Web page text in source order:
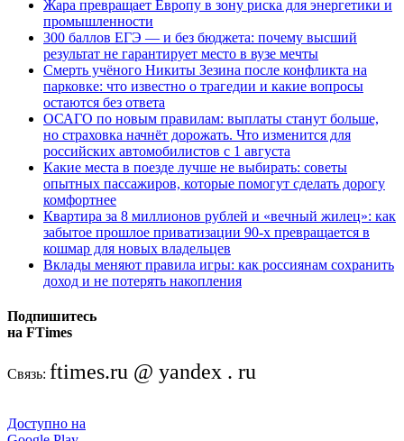
Жара превращает Европу в зону риска для энергетики и
промышленности
300 баллов ЕГЭ — и без бюджета: почему высший
результат не гарантирует место в вузе мечты
Смерть учёного Никиты Зезина после конфликта на
парковке: что известно о трагедии и какие вопросы
остаются без ответа
ОСАГО по новым правилам: выплаты станут больше,
но страховка начнёт дорожать. Что изменится для
российских автомобилистов с 1 августа
Какие места в поезде лучше не выбирать: советы
опытных пассажиров, которые помогут сделать дорогу
комфортнее
Квартира за 8 миллионов рублей и «вечный жилец»: как
забытое прошлое приватизации 90-х превращается в
кошмар для новых владельцев
Вклады меняют правила игры: как россиянам сохранить
доход и не потерять накопления
Подпишитесь
на FTimes
Связь: ftimes.ru @ yandex . ru
Доступно на